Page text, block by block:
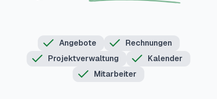
Angebote
Rechnungen
Projektverwaltung
Kalender
Mitarbeiter